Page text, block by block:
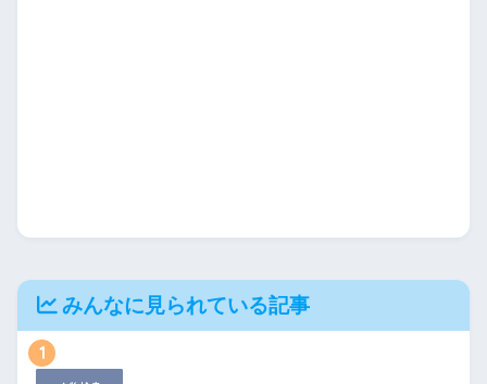
みんなに見られている記事
1